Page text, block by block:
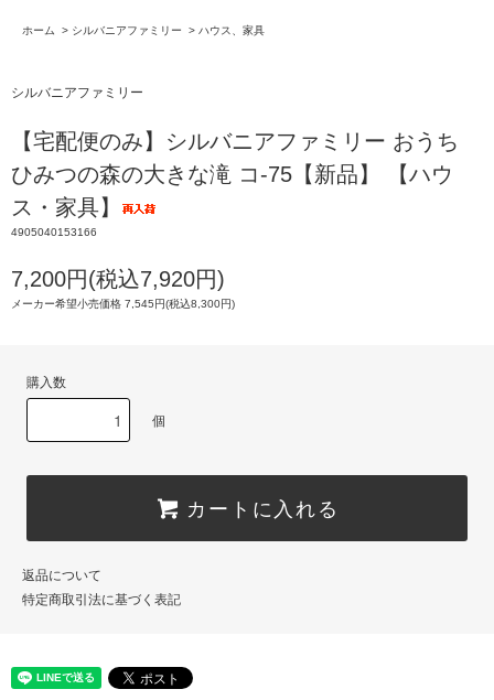
ホーム > シルバニアファミリー > ハウス、家具
シルバニアファミリー
【宅配便のみ】シルバニアファミリー おうち
ひみつの森の大きな滝 コ-75【新品】 【ハウ
ス・家具】
4905040153166
7,200円(税込7,920円)
メーカー希望小売価格 7,545円(税込8,300円)
購入数
個
カートに入れる
返品について
特定商取引法に基づく表記